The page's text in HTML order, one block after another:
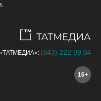
(843) 222 09 84
16+